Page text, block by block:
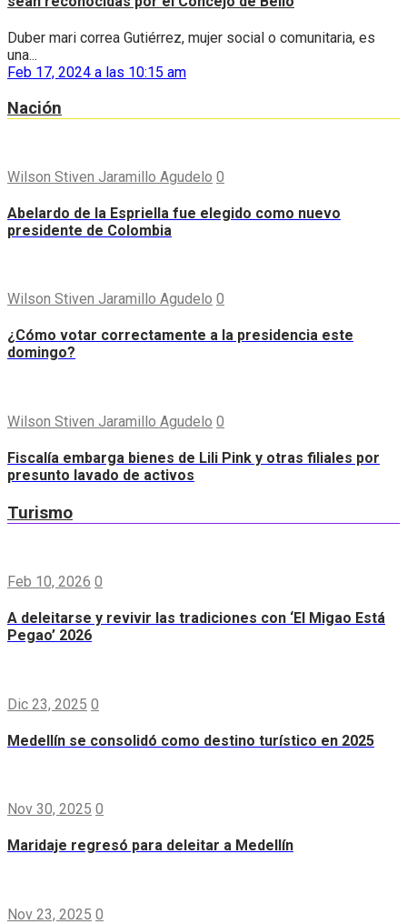
Duber mari correa Gutiérrez, mujer social o comunitaria, es
una...
Feb 17, 2024 a las 10:15 am
Nación
Wilson Stiven Jaramillo Agudelo 0
Abelardo de la Espriella fue elegido como nuevo
presidente de Colombia
Wilson Stiven Jaramillo Agudelo 0
¿Cómo votar correctamente a la presidencia este
domingo?
Wilson Stiven Jaramillo Agudelo 0
Fiscalía embarga bienes de Lili Pink y otras filiales por
presunto lavado de activos
Turismo
Feb 10, 2026 0
A deleitarse y revivir las tradiciones con ‘El Migao Está
Pegao’ 2026
Dic 23, 2025 0
Medellín se consolidó como destino turístico en 2025
Nov 30, 2025 0
Maridaje regresó para deleitar a Medellín
Nov 23, 2025 0